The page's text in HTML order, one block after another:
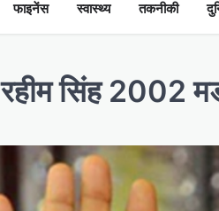
फाइनेंस स्वास्थ्य तकनीकी
सिंह 2002